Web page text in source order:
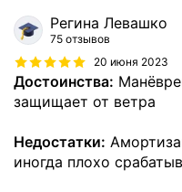
Регина Левашко
75 отзывов
20 июня 2023
Достоинства:
защищает от ветра
Недостатки:
иногда плохо